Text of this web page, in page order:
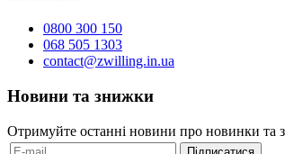
0800 300 150
068 505 1303
contact@zwilling.in.ua
Новини та знижки
Отримуйте останні новини про новинки та